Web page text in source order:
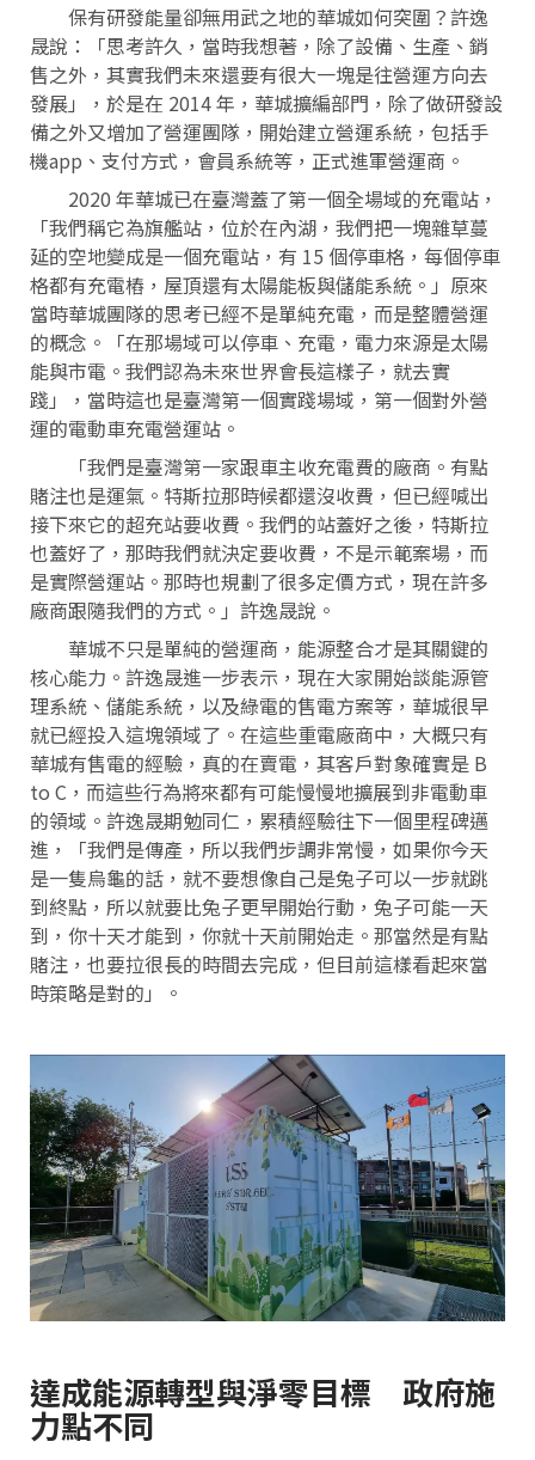
保有研發能量卻無用武之地的華城如何突圍？許逸
晟說：「思考許久，當時我想著，除了設備、生產、銷
售之外，其實我們未來還要有很大一塊是往營運方向去
發展」，於是在 2014 年，華城擴編部門，除了做研發設
備之外又增加了營運團隊，開始建立營運系統，包括手
機app、支付方式，會員系統等，正式進軍營運商。
2020 年華城已在臺灣蓋了第一個全場域的充電站，
「我們稱它為旗艦站，位於在內湖，我們把一塊雜草蔓
延的空地變成是一個充電站，有 15 個停車格，每個停車
格都有充電樁，屋頂還有太陽能板與儲能系統。」原來
當時華城團隊的思考已經不是單純充電，而是整體營運
的概念。「在那場域可以停車、充電，電力來源是太陽
能與市電。我們認為未來世界會長這樣子，就去實
踐」，當時這也是臺灣第一個實踐場域，第一個對外營
運的電動車充電營運站。
「我們是臺灣第一家跟車主收充電費的廠商。有點
賭注也是運氣。特斯拉那時候都還沒收費，但已經喊出
接下來它的超充站要收費。我們的站蓋好之後，特斯拉
也蓋好了，那時我們就決定要收費，不是示範案場，而
是實際營運站。那時也規劃了很多定價方式，現在許多
廠商跟隨我們的方式。」許逸晟說。
華城不只是單純的營運商，能源整合才是其關鍵的
核心能力。許逸晟進一步表示，現在大家開始談能源管
理系統、儲能系統，以及綠電的售電方案等，華城很早
就已經投入這塊領域了。在這些重電廠商中，大概只有
華城有售電的經驗，真的在賣電，其客戶對象確實是 B
to C，而這些行為將來都有可能慢慢地擴展到非電動車
的領域。許逸晟期勉同仁，累積經驗往下一個里程碑邁
進，「我們是傳產，所以我們步調非常慢，如果你今天
是一隻烏龜的話，就不要想像自己是兔子可以一步就跳
到終點，所以就要比兔子更早開始行動，兔子可能一天
到，你十天才能到，你就十天前開始走。那當然是有點
賭注，也要拉很長的時間去完成，但目前這樣看起來當
時策略是對的」。
達成能源轉型與淨零目標 政府施
力點不同